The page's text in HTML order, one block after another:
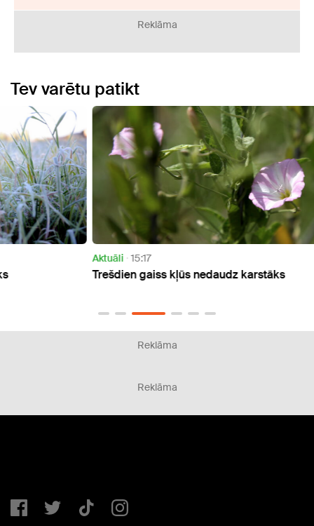
Reklāma
Tev varētu patikt
15:17
Trešdien gaiss kļūs nedaudz karstāks
Reklāma
Reklāma